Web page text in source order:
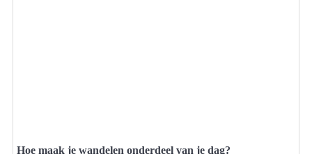
Hoe maak je wandelen onderdeel van je dag?